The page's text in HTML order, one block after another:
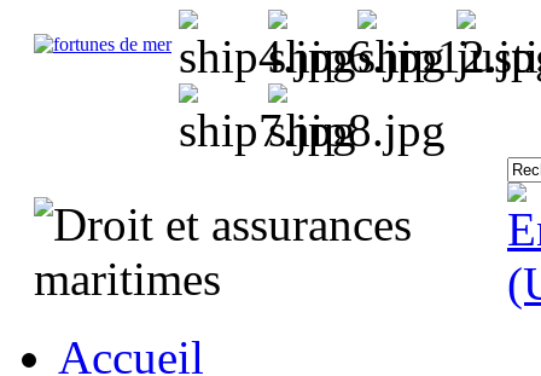
Accueil